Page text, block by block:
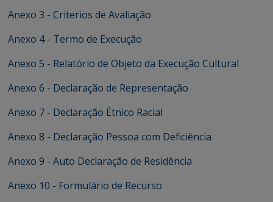
Anexo 3 - Criterios de Avaliação
Anexo 4 - Termo de Execução
Anexo 5 - Relatório de Objeto da Execução Cultural
Anexo 6 - Declaração de Representação
Anexo 7 - Declaração Étnico Racial
Anexo 8 - Declaração Pessoa com Deficiência
Anexo 9 - Auto Declaração de Residência
Anexo 10 - Formulário de Recurso